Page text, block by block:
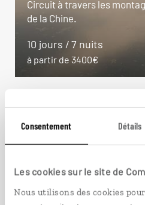
Consentement Détails
Les cookies sur le site de
Nous utilisons des cookies
Circuit à travers les
de la Chine.
10 jours / 7 nuits
à partir de 3400€